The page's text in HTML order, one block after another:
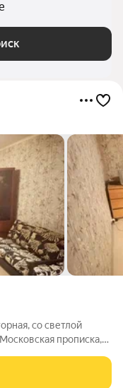
со светлой
прописка,